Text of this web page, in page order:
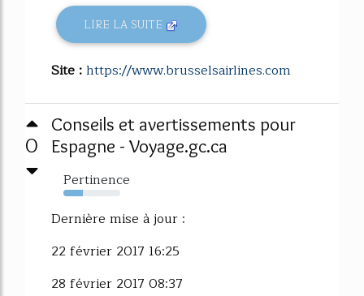
LIRE LA SUITE
Site :https://www.brusselsairlines.com
0
Conseils et avertissements pour
Espagne - Voyage.gc.ca
Pertinence
34%
Dernière mise à jour :
22 février 2017 16:25
28 février 2017 08:37